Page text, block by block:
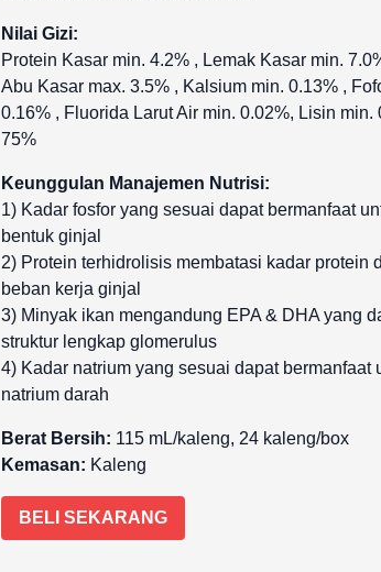
Nilai Gizi:
Protein Kasar min. 4.2% , Lemak Kasar min.
Abu Kasar max. 3.5% , Kalsium min. 0.13% ,
0.16% , Fluorida Larut Air min. 0.02%, Lisin min.
75%
Keunggulan Manajemen Nutrisi:
1) Kadar fosfor yang sesuai dapat bermanfaat
bentuk ginjal
2) Protein terhidrolisis membatasi kadar protein
beban kerja ginjal
3) Minyak ikan mengandung EPA & DHA yang
struktur lengkap glomerulus
4) Kadar natrium yang sesuai dapat bermanfaat
natrium darah
Berat Bersih: 115 mL/kaleng, 24 kaleng/box
Kemasan: Kaleng
BELI SEKARANG